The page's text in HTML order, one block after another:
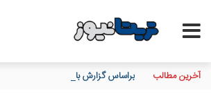
آخرین مطالب براساس گزارش بانك مركزی؛ بانك